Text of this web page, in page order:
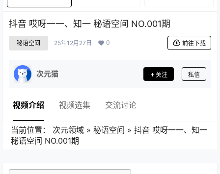
抖音 哎呀一一、知一 秘语空间 NO.001期
秘语空间 25年12月27日 0 前往下载
次元猫 关注 私信
视频介绍 视频选集 交流讨论
当前位置： 次元领域 » 秘语空间 » 抖音 哎呀一一、知一
秘语空间 NO.001期